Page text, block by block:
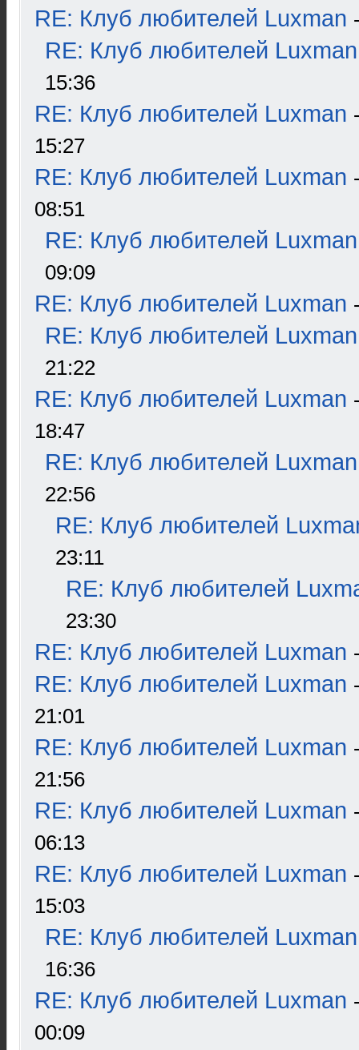
RE: Клуб любителей Luxman
RE: Клуб любителей Luxman
15:36
RE: Клуб любителей Luxman
15:27
RE: Клуб любителей Luxman
08:51
RE: Клуб любителей Luxman
09:09
RE: Клуб любителей Luxman
RE: Клуб любителей Luxman
21:22
RE: Клуб любителей Luxman
18:47
RE: Клуб любителей Luxman
22:56
RE: Клуб любителей
23:11
RE: Клуб любителей
23:30
RE: Клуб любителей Luxman
RE: Клуб любителей Luxman
21:01
RE: Клуб любителей Luxman
21:56
RE: Клуб любителей Luxman
06:13
RE: Клуб любителей Luxman
15:03
RE: Клуб любителей Luxman
16:36
RE: Клуб любителей Luxman
00:09